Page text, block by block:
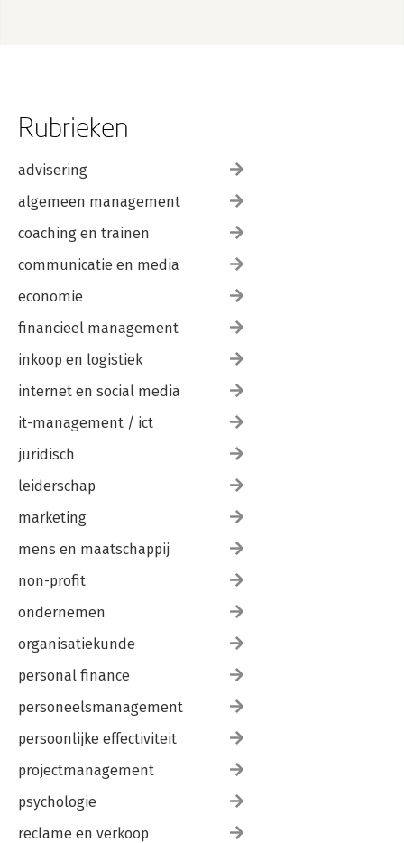
Rubrieken
advisering
algemeen management
coaching en trainen
communicatie en media
economie
financieel management
inkoop en logistiek
internet en social media
it-management / ict
juridisch
leiderschap
marketing
mens en maatschappij
non-profit
ondernemen
organisatiekunde
personal finance
personeelsmanagement
persoonlijke effectiviteit
projectmanagement
psychologie
reclame en verkoop